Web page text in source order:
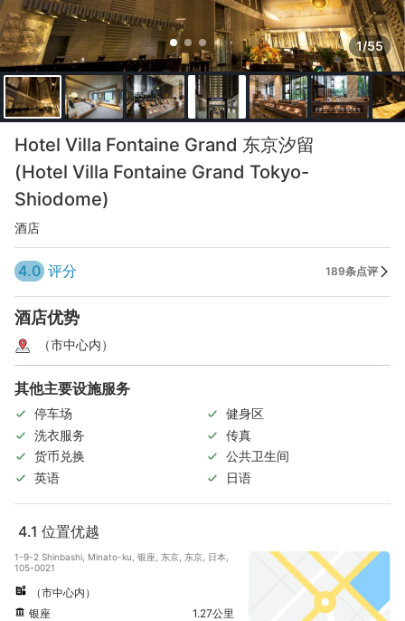
1/55
Hotel Villa Fontaine Grand 东京汐留
(Hotel Villa Fontaine Grand Tokyo-
Shiodome)
酒店
4.0 评分 189条点评
酒店优势
（市中心内）
其他主要设施服务
停车场
健身区
洗衣服务
传真
货币兑换
公共卫生间
英语
日语
4.1 位置优越
1-9-2 Shinbashi, Minato-ku, 银座, 东京, 东京, 日本,
105-0021
（市中心内）
银座
1.27公里